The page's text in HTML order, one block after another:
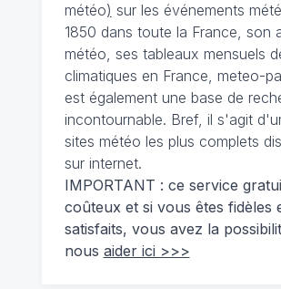
météo) sur les événements
1850 dans toute la France, son
météo, ses tableaux mensuels
climatiques en France, meteo-
est également une base de
incontournable. Bref, il s'agit
sites météo les plus complets
sur internet.
IMPORTANT : ce service
coûteux et si vous êtes fidèles
satisfaits, vous avez la
nous aider ici >>>